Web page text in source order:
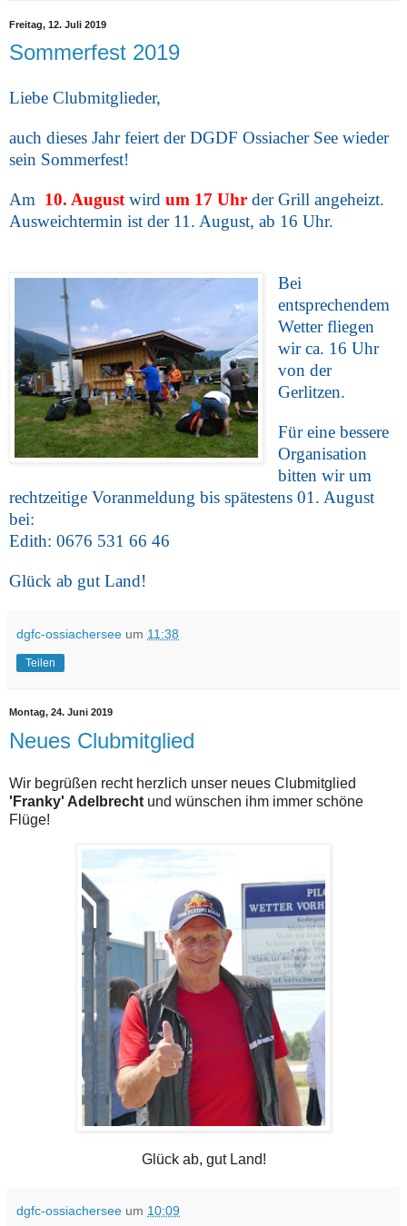
Freitag, 12. Juli 2019
Sommerfest 2019
Liebe Clubmitglieder,
auch dieses Jahr feiert der DGDF Ossiacher See wieder
sein Sommerfest!
Am 10. August wird um 17 Uhr der Grill angeheizt.
Ausweichtermin ist der 11. August, ab 16 Uhr.
Bei
entsprechendem
Wetter fliegen
wir ca. 16 Uhr
von der
Gerlitzen.
Für eine bessere
Organisation
bitten wir um
rechtzeitige Voranmeldung bis spätestens 01. August
bei:
Edith: 0676 531 66 46
Glück ab gut Land!
dgfc-ossiachersee um 11:38
Teilen
Montag, 24. Juni 2019
Neues Clubmitglied
Wir begrüßen recht herzlich unser neues Clubmitglied
'Franky' Adelbrecht und wünschen ihm immer schöne
Flüge!
Glück ab, gut Land!
dgfc-ossiachersee um 10:09